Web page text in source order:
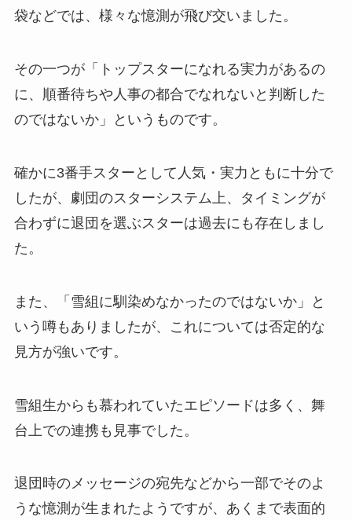
袋などでは、様々な憶測が飛び交いました。
その一つが「トップスターになれる実力があるの
に、順番待ちや人事の都合でなれないと判断した
のではないか」というものです。
確かに3番手スターとして人気・実力ともに十分で
したが、劇団のスターシステム上、タイミングが
合わずに退団を選ぶスターは過去にも存在しまし
た。
また、「雪組に馴染めなかったのではないか」と
いう噂もありましたが、これについては否定的な
見方が強いです。
雪組生からも慕われていたエピソードは多く、舞
台上での連携も見事でした。
退団時のメッセージの宛先などから一部でそのよ
うな憶測が生まれたようですが、あくまで表面的